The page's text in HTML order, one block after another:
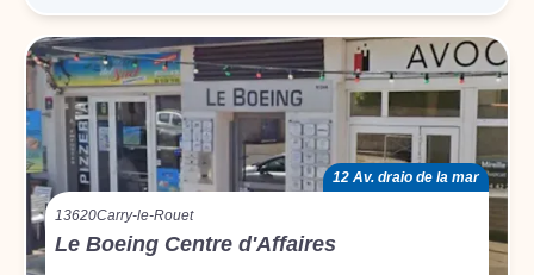
12 Av. draio de la mar
13620Carry-le-Rouet
Le Boeing Centre d'Affaires